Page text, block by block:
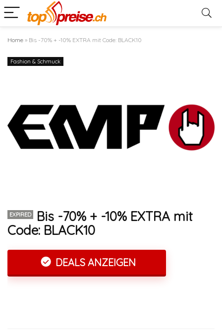
Home » Bis -70% + -10% EXTRA mit Code: BLACK10
Fashion & Schmuck
EXPIRED
Bis -70% + -10% EXTRA mit
Code: BLACK10
DEALS ANZEIGEN